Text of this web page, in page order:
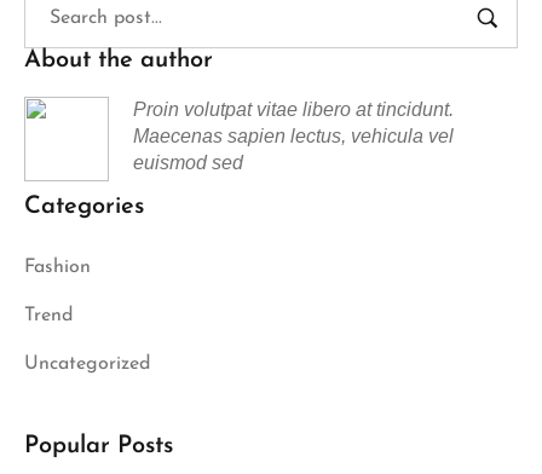
About the author
Proin volutpat vitae libero at tincidunt.
Maecenas sapien lectus, vehicula vel
euismod sed
Categories
Fashion
Trend
Uncategorized
Popular Posts